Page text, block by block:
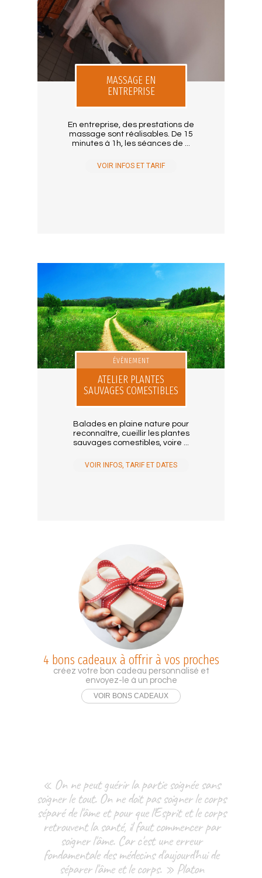
MASSAGE EN
ENTREPRISE
En entreprise, des prestations de
massage sont réalisables. De 15
minutes à 1h, les séances de ...
VOIR INFOS ET TARIF
ÉVÈNEMENT
ATELIER PLANTES
SAUVAGES COMESTIBLES
Balades en plaine nature pour
reconnaître, cueillir les plantes
sauvages comestibles, voire ...
VOIR INFOS, TARIF ET DATES
4 bons cadeaux à offrir à vos proches
créez votre bon cadeau personnalisé et
envoyez-le à un proche
VOIR BONS CADEAUX
« On ne peut guérir la partie soignée sans
soigner le tout. On ne doit pas soigner le corps
séparé de l'âme et pour que l'Esprit et le corps
retrouvent la santé, il faut commencer par
soigner l'âme. Car c'est une erreur
fondamentale des médecins d'aujourd'hui de
séparer l'âme et le corps. » Platon